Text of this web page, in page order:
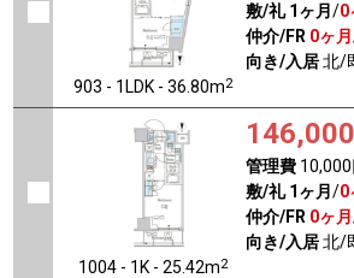
903 - 1LDK - 36.80m2
敷/礼 1ヶ月 /0
仲介/FR 0ヶ月
向き/入居北/
1004 - 1K - 25.42m2
146,000
管理費10,000
敷/礼 1ヶ月 /0
仲介/FR 0ヶ月
向き/入居北/